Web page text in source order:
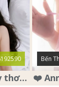
❤️ Bảo Linh ❤️ em gái ngây thơ , mặt nai tơ , chân dài dáng đẹp .
Bến